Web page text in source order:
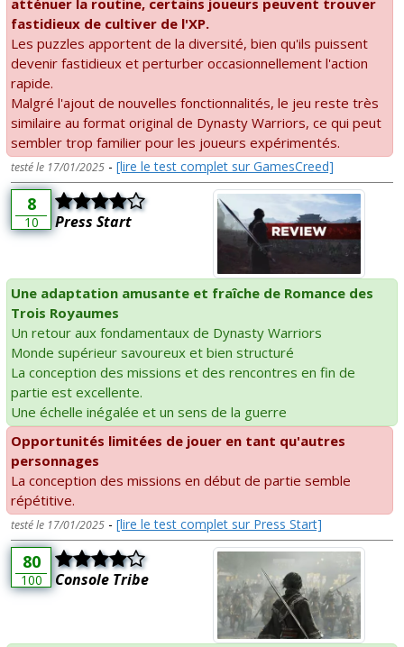
atténuer la routine, certains joueurs peuvent trouver
fastidieux de cultiver de l'XP.
Les puzzles apportent de la diversité, bien qu'ils puissent
devenir fastidieux et perturber occasionnellement l'action
rapide.
Malgré l'ajout de nouvelles fonctionnalités, le jeu reste très
similaire au format original de Dynasty Warriors, ce qui peut
sembler trop familier pour les joueurs expérimentés.
testé le 17/01/2025 - [lire le test complet sur GamesCreed]
8
10 Press Start
Une adaptation amusante et fraîche de Romance des
Trois Royaumes
Un retour aux fondamentaux de Dynasty Warriors
Monde supérieur savoureux et bien structuré
La conception des missions et des rencontres en fin de
partie est excellente.
Une échelle inégalée et un sens de la guerre
Opportunités limitées de jouer en tant qu'autres
personnages
La conception des missions en début de partie semble
répétitive.
testé le 17/01/2025 - [lire le test complet sur Press Start]
80
100 Console Tribe